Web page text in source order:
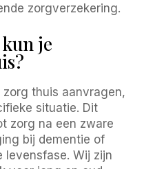
zorgverzekering.
je
thuis aanvragen,
situatie. Dit
zorg na een zware
bij dementie of
levensfase. Wij zijn